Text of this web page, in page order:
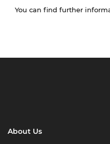
You can find further
About Us